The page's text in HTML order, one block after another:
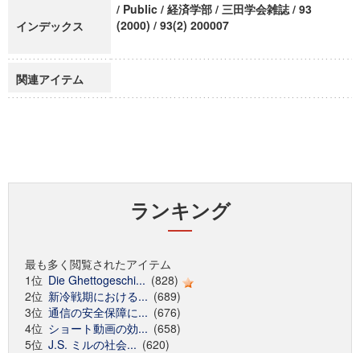
インデックス
/ Public / 経済学部 / 三田学会雑誌 / 93
(2000) / 93(2) 200007
関連アイテム
ランキング
最も多く閲覧されたアイテム
1位 Die Ghettogeschi... (828)
2位 新冷戦期における... (689)
3位 通信の安全保障に... (676)
4位 ショート動画の効... (658)
5位 J.S. ミルの社会... (620)